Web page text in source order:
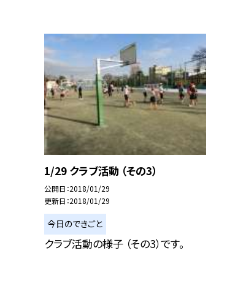
1/29 クラブ活動 （その3）
公開日 2018/01/29
更新日 2018/01/29
今日のできごと
クラブ活動の様子 （その3）です。